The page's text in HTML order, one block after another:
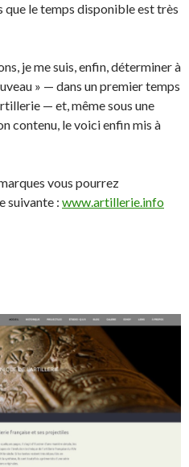
que le temps disponible est très
je me suis, enfin, déterminer à
» — dans un premier temps
— et, même sous une
contenu, le voici enfin mis à
vous pourrez
suivante : www.artillerie.info